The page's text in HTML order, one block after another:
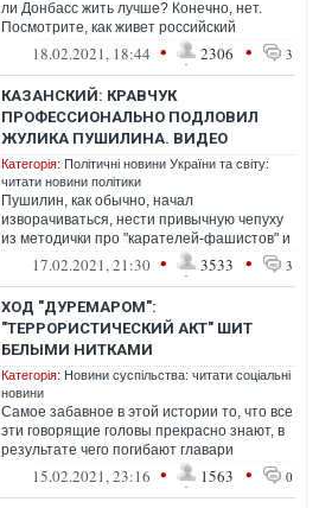
ли Донбасс жить лучше? Конечно, нет.
Посмотрите, как живет российский
Донбасс в Ростовской области
18.02.2021, 18:44 • 2306 • 3
КАЗАНСКИЙ: КРАВЧУК
ПРОФЕССИОНАЛЬНО ПОДЛОВИЛ
ЖУЛИКА ПУШИЛИНА. ВИДЕО
Категорія: Політичні новини України та світу:
читати новини політики
Пушилин, как обычно, начал
изворачиваться, нести привычную чепуху
из методички про "карателей-фашистов" и
дважды ушел от прямого ответа
17.02.2021, 21:30 • 3533 • 3
ХОД "ДУРЕМАРОМ":
"ТЕРРОРИСТИЧЕСКИЙ АКТ" ШИТ
БЕЛЫМИ НИТКАМИ
Категорія: Новини суспільства: читати соціальні
новини
Самое забавное в этой истории то, что все
эти говорящие головы прекрасно знают, в
результате чего погибают главари
бандитских шаек оккупированного Дон...
15.02.2021, 23:16 • 1563 • 0